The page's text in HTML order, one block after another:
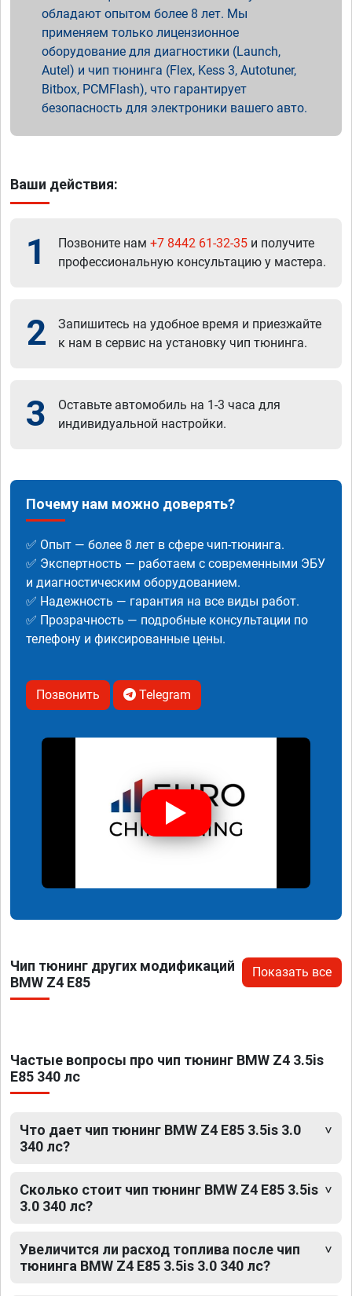
обладают опытом более 8 лет. Мы
применяем только лицензионное
оборудование для диагностики (Launch,
Autel) и чип тюнинга (Flex, Kess 3, Autotuner,
Bitbox, PCMFlash), что гарантирует
безопасность для электроники вашего авто.
Ваши действия:
1 Позвоните нам +7 8442 61-32-35 и получите
профессиональную консультацию у мастера.
2
Запишитесь на удобное время и приезжайте
к нам в сервис на установку чип тюнинга.
3
Оставьте автомобиль на 1-3 часа для
индивидуальной настройки.
Почему нам можно доверять?
✅ Опыт — более 8 лет в сфере чип-тюнинга.
✅ Экспертность — работаем с современными ЭБУ
и диагностическим оборудованием.
✅ Надежность — гарантия на все виды работ.
✅ Прозрачность — подробные консультации по
телефону и фиксированные цены.
Позвонить Telegram
Чип тюнинг других модификаций
BMW Z4 E85
Показать все
Частые вопросы про чип тюнинг BMW Z4 3.5is
E85 340 лс
Что дает чип тюнинг BMW Z4 E85 3.5is 3.0
340 лс?
Сколько стоит чип тюнинг BMW Z4 E85 3.5is
3.0 340 лс?
Увеличится ли расход топлива после чип
тюнинга BMW Z4 E85 3.5is 3.0 340 лс?